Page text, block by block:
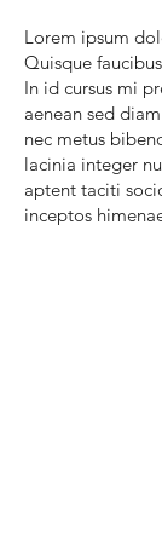
Lorem ipsum
Quisque
In id cursus mi
aenean sed
nec metus
lacinia integer
aptent taciti
inceptos